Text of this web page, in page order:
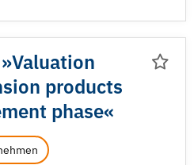
products
phase«